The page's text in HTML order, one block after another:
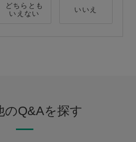
どちらとも
いえない
いいえ
のQ&Aを探す